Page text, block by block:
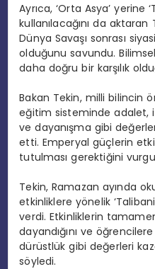
Ayrıca, ‘Orta Asya’ yerine
kullanılacağını da aktaran
Dünya Savaşı sonrası
olduğunu savundu.
daha doğru bir karşılık
Bakan Tekin, milli bilincin
eğitim sisteminde adalet,
ve dayanışma gibi
etti. Emperyal güçlerin
tutulması gerektiğini
Tekin, Ramazan ayında
etkinliklere yönelik
verdi. Etkinliklerin
dayandığını ve
dürüstlük gibi değerleri
söyledi.